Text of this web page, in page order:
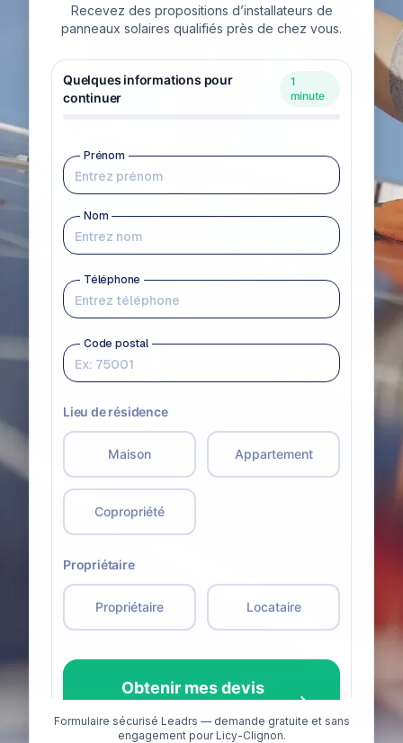
Recevez des propositions d’installateurs de
panneaux solaires qualifiés près de chez vous.
Formulaire sécurisé Leadrs — demande gratuite et sans
engagement pour Licy-Clignon.